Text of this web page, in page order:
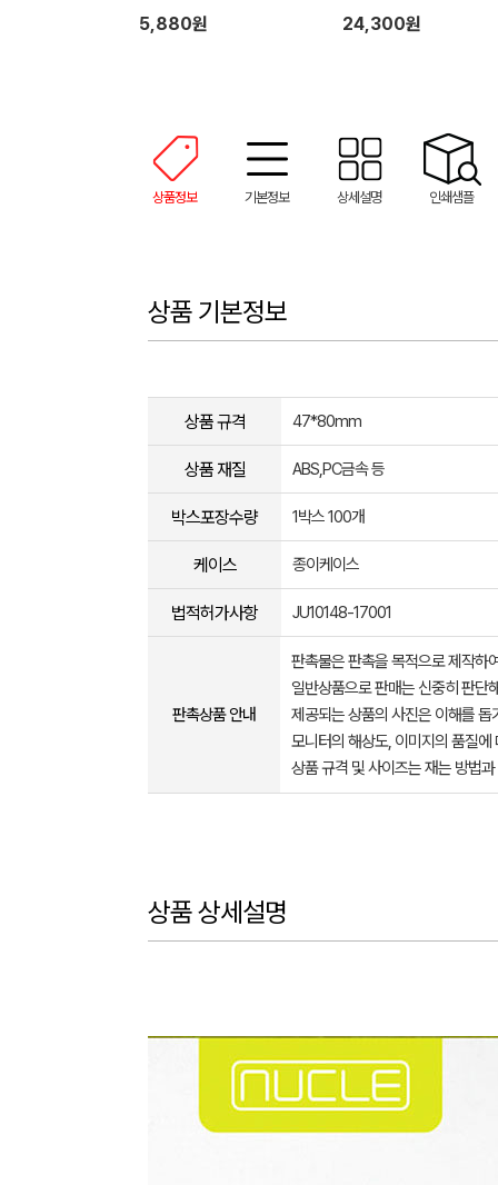
5,880원
0P
24,300원
상품정보 기본정보 상세설명 인쇄샘플
상품 기본정보
상품 규격 47*80mm
상품 재질 ABS,PC금속 등
박스포장수량 1박스 100개
케이스 종이케이스
법적허가사항 JU10148-17001
판촉상품 안내
판촉물은 판촉을 목적으로 제작하
일반상품으로 판매는 신중히 판단
제공되는 상품의 사진은 이해를
모니터의 해상도, 이미지의 품질
상품 규격 및 사이즈는 재는 방법
상품 상세설명